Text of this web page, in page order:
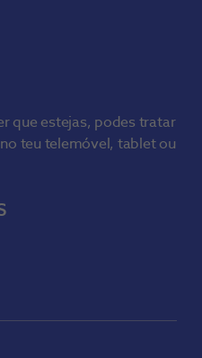
que estejas, podes tratar
teu telemóvel, tablet ou